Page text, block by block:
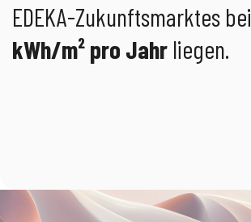
EDEKA-Zukunftsmarktes bei
kWh/m² pro Jahr liegen.